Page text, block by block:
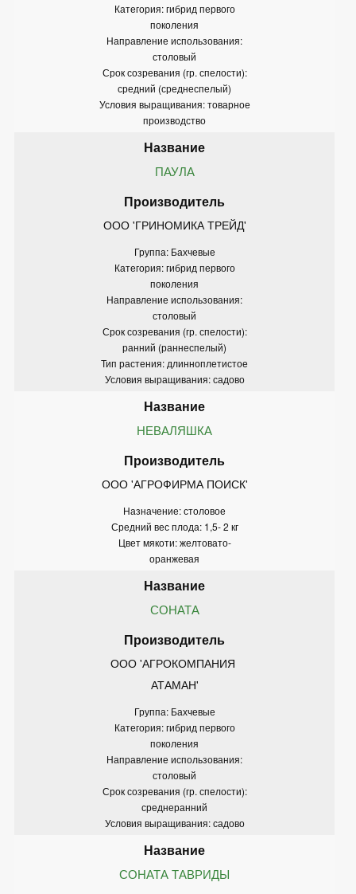
Категория: гибрид первого
поколения
Направление использования:
столовый
Срок созревания (гр. спелости):
средний (среднеспелый)
Условия выращивания: товарное
производство
ПАУЛА
ООО 'ГРИНОМИКА ТРЕЙД'
Группа: Бахчевые
Категория: гибрид первого
поколения
Направление использования:
столовый
Срок созревания (гр. спелости):
ранний (раннеспелый)
Тип растения: длинноплетистое
Условия выращивания: садово
НЕВАЛЯШКА
ООО 'АГРОФИРМА ПОИСК'
Назначение: столовое
Средний вес плода: 1,5- 2 кг
Цвет мякоти: желтовато-
оранжевая
СОНАТА
ООО 'АГРОКОМПАНИЯ
АТАМАН'
Группа: Бахчевые
Категория: гибрид первого
поколения
Направление использования:
столовый
Срок созревания (гр. спелости):
среднеранний
Условия выращивания: садово
СОНАТА ТАВРИДЫ